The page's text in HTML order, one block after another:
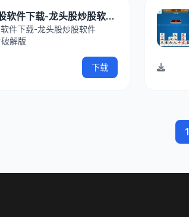
龙头股炒股软件下载-龙头股炒股软件v2.0.2 官方破解版
件下载-龙头股炒股软件
解版
下载
1